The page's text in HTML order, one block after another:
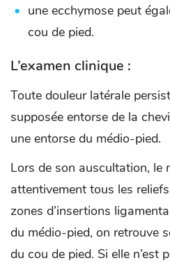
une ecchymose peut
cou de pied.
L’examen clinique :
Toute douleur latérale
supposée entorse de la
une entorse du médio-pied.
Lors de son auscultation, le
attentivement tous les
zones d’insertions
du médio-pied, on retrouve
du cou de pied. Si elle n’est